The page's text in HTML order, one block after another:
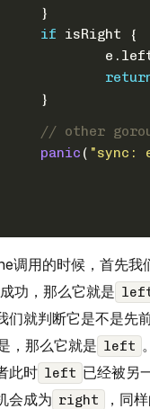
	}
if isRight {
	}
// other
panic ( "sync:
调用的时候，首先我
功，那么它就是
们就判断它是不是先
，那么它就是 left 。
此时 left 已经被另
会成为 right
，同